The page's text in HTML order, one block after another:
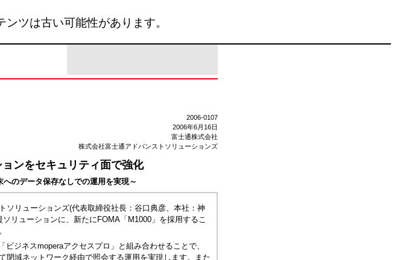
ツは古い可能性があります。
2006-0107
2006年6月16日
富士通株式会社
株式会社富士通アドバンストソリューションズ
ンをセキュリティ面で強化
のデータ保存なしでの運用を実現～
ソリューションズ(代表取締役社長：谷口典彦、本社：神
リューションに、新たにFOMA「M1000」を採用するこ
ジネスmoperaアクセスプロ」と組み合わせることで、
閉域ネットワーク経由で照会する運用を実現します。また